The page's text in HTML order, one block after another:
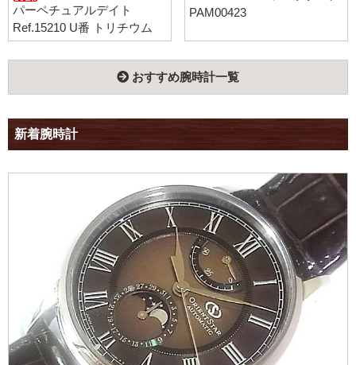
パーペチュアルデイト
Ref.15210 U番 トリチウム
PAM00423
おすすめ腕時計一覧
新着腕時計